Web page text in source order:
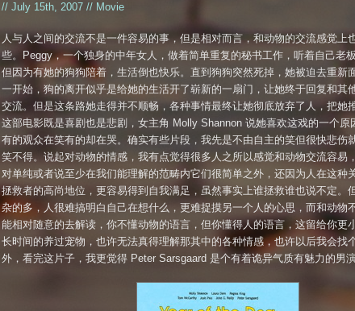
// July 15th, 2007 // Movie
人与人之间的交流不是一件容易的事，但是相对而言，和动物的交流感觉上
些。Peggy，一个独身的中年女人，做着简单重复的秘书工作，听着自己老
但因为有她的狗狗陪着，生活倒也快乐。直到狗狗突然死掉，她被迫去重新
一开始，狗的离开似乎是给她的生活开了崭新的一扇门，让她终于回复和其
交流。但是这条路她走得并不顺畅，各种事情最终让她彻底放弃了人，把她
这部电影既是喜剧也是悲剧，女主角 Molly Shannon 说她喜欢这戏的一个原
有的观众在笑有的却在哭。确实有些片段，我先是不由自主的笑但很快悲伤
笑不得。说起对动物的情感，我有点觉得很多人之所以感觉和动物交流容易
对单纯或者说至少在我们能理解的范畴内它们很简单之外，还因为人在这种
拯救者的高尚地位，更容易得到自我满足，虽然事实上谁拯救谁也说不定。
杂的多，人很难搞明白自己在想什么，更难捉摸另一个人的心思，而和动物
能相对随意的去解读，你不懂动物的语言，但你懂得人的语言，这留给你更
长时间的养过宠物，也许无法真得理解那其中的各种情感，也许以后我会找
外，看完这片子，我更觉得 Peter Sarsgaard 是个有着诡异气质有魅力的男演